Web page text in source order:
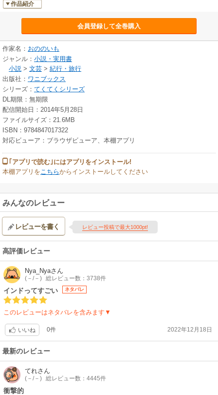
作品紹介
会員登録して全巻購入
作家名： おののいも
ジャンル： 小説・実用書
小説 > 文芸 > 紀行・旅行
出版社： ワニブックス
シリーズ： てくてくシリーズ
DL期限：無期限
配信開始日：2014年5月28日
ファイルサイズ：21.6MB
ISBN：9784847017322
対応ビューア：ブラウザビューア、本棚アプリ
｢アプリで読む｣にはアプリをインストール!
本棚アプリを こちらからインストールしてください
みんなのレビュー
レビューを書く レビュー投稿で最大1000pt!
高評価レビュー
Nya_Nyaさん
(－/－) 総レビュー数：3738件
インドってすごい ネタバレ
このレビューはネタバレを含みます▼
いいね 0件 2022年12月18日
最新のレビュー
てれさん
(－/－) 総レビュー数：4445件
衝撃的